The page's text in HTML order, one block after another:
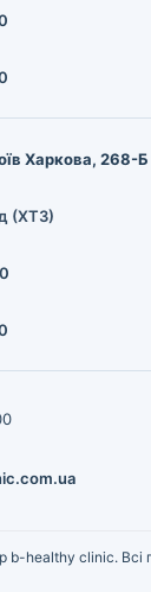
Харкова, 268-Б
(ХТЗ)
healthy clinic. Всі